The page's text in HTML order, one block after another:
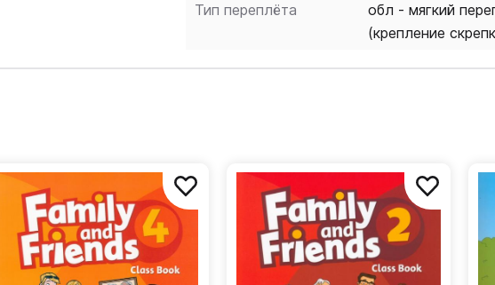
Тип переплёта
обл - мягкий
(крепление